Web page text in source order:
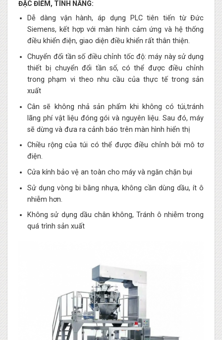
ĐẶC ĐIỂM, TÍNH NĂNG:
Dễ dàng vận hành, áp dụng PLC tiên tiến từ Đức
Siemens, kết hợp với màn hình cảm ứng và hệ thống
điều khiển điện, giao diện điều khiển rất thân thiện.
Chuyển đổi tần số điều chỉnh tốc độ: máy này sử dụng
thiết bị chuyển đổi tần số, có thể được điều chỉnh
trong phạm vi theo nhu cầu của thực tế trong sản
xuất
Cân sẽ không nhả sản phẩm khi không có túi,tránh
lãng phí vật liệu đóng gói và nguyên liệu. Sau đó, máy
sẽ dừng và đưa ra cảnh báo trên màn hình hiển thị
Chiều rộng của túi có thể được điều chỉnh bởi mô tơ
điện.
Cửa kính bảo vệ an toàn cho máy và ngăn chặn bụi
Sử dụng vòng bi bằng nhựa, không cần dùng dầu, ít ô
nhiễm hơn.
Không sử dụng dầu chân không, Tránh ô nhiễm trong
quá trình sản xuất